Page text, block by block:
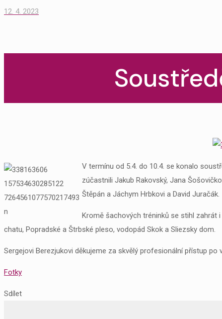
12. 4. 2023
V termínu od 5.4. do 10.4. se konalo
zúčastnili Jakub Rakovský, Jana
Štěpán a Jáchym Hrbkovi a David Juračák.
Kromě šachových tréninků se stihl zahrát
chatu, Popradské a Štrbské pleso, vodopád Skok a Sliezsky dom.
Sergejovi Berezjukovi děkujeme za skvělý profesionální přístup po
Fotky
Sdílet